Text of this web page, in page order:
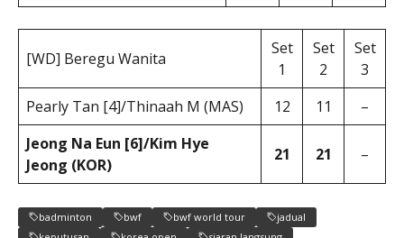
[WD] Beregu Wanita
Set
1
Set
2
Set
3
Pearly Tan [4]/Thinaah M (MAS)
12 11
–
Jeong Na Eun [6]/Kim Hye
Jeong (KOR)
21 21 –
badminton bwf bwf world tour
jadual